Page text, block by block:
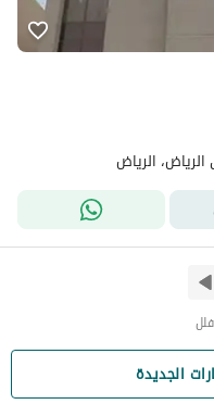
الرياض
الجديدة